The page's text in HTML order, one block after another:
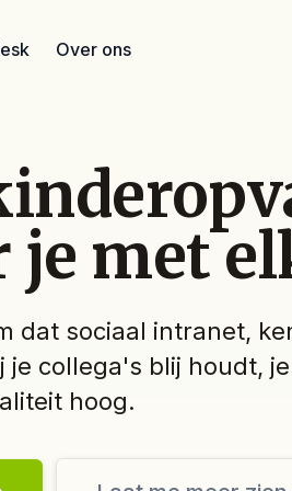
Over ons
je met
dat sociaal intranet,
collega's blij houdt,
hoog.